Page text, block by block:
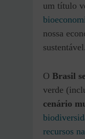
um título
nossa
sustentável.
O Brasil
verde
cenário
recursos